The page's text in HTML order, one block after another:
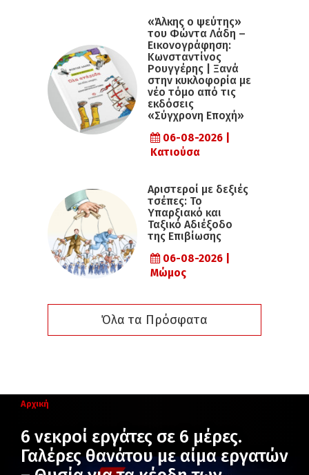
«Άλκης ο ψεύτης»
του Φώντα Λάδη –
Εικονογράφηση:
Κωνσταντίνος
Ρουγγέρης | Ξανά
στην κυκλοφορία με
νέο τόμο από τις
εκδόσεις
«Σύγχρονη Εποχή»
06-08-2026 |
Κατιούσα
Αριστεροί με δεξιές
τσέπες: Το
Υπαρξιακό και
Ταξικό Αδιέξοδο
της Επιβίωσης
06-08-2026 |
Μώμος
Όλα τα Πρόσφατα
Αρχική
6 νεκροί εργάτες σε 6 μέρες.
Γαλέρες θανάτου με αίμα εργατών